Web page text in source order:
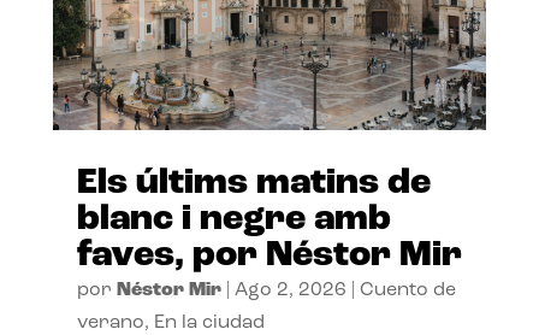
Els últims matins de
blanc i negre amb
faves, por Néstor Mir
por Néstor Mir| Ago 2, 2026
Cuento de
verano, En la ciudad